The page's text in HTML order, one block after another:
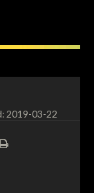
2019-03-22